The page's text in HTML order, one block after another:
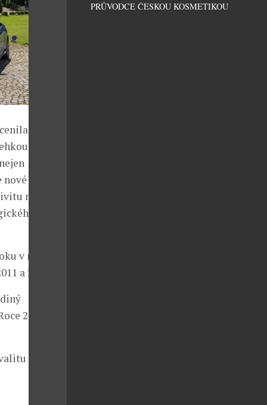
a
nové
modelu
v různých
a 2018.
2005 pak
modelu
PRŮVODCE ČESKOU KOSMETIKOU